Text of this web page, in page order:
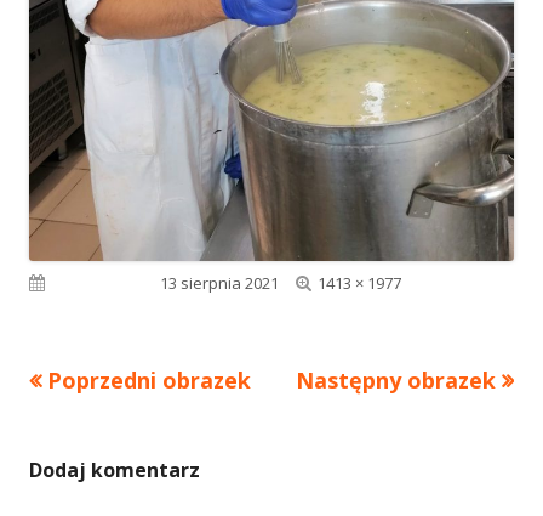
13 sierpnia 2021
Pełny
1413 × 1977
Poprzedni obrazek Następny obrazek
Dodaj komentarz